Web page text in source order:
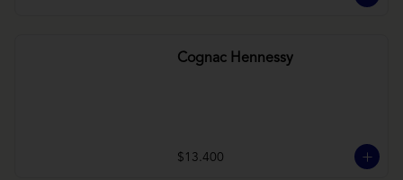
Cognac Hennessy
$13.400